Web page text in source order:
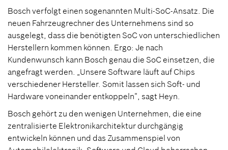
Bosch verfolgt einen sogenannten Multi-SoC-Ansatz. Die
neuen Fahrzeugrechner des Unternehmens sind so
ausgelegt, dass die benötigten SoC von unterschiedlichen
Herstellern kommen können. Ergo: Je nach
Kundenwunsch kann Bosch genau die SoC einsetzen, die
angefragt werden. „Unsere Software läuft auf Chips
verschiedener Hersteller. Somit lassen sich Soft- und
Hardware voneinander entkoppeln“, sagt Heyn.
Bosch gehört zu den wenigen Unternehmen, die eine
zentralisierte Elektronikarchitektur durchgängig
entwickeln können und das Zusammenspiel von